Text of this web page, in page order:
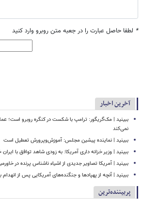
* لطفا حاصل عبارت را در جعبه متن روبرو وارد کنید
آخرین اخبار
ببینید | مک‌گریگور: ترامپ با شکست در کنگره روبرو است؛
نمی‌کند
ببینید | نماینده پیشین مجلس: آموزش‌وپرورش تعطیل است
ببینید | وزیر خزانه داری آمریکا: به زودی شاهد توافق با
ببینید | آمریکا تصاویر جدیدی از اشیاء ناشناس پرنده در
ببینید | آنچه از پهپادها و جنگنده‌های آمریکایی پس از انهدام
پربیننده‌ترین